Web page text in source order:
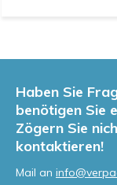
Haben Sie
benötigen Sie
Zögern Sie
kontaktieren!
Mail an